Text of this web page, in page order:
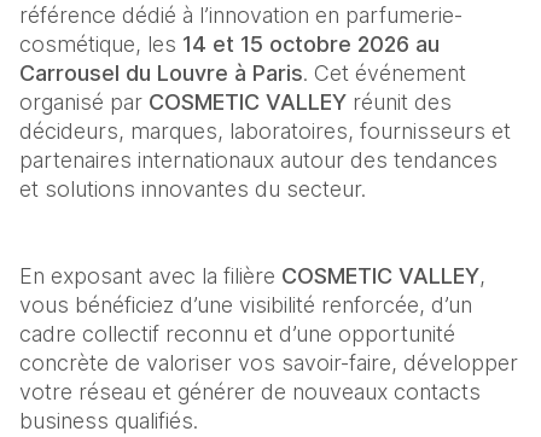
référence dédié à l’innovation en parfumerie-
cosmétique, les 14 et 15 octobre 2026 au
Carrousel du Louvre à Paris. Cet événement
organisé par COSMETIC VALLEY réunit des
décideurs, marques, laboratoires, fournisseurs et
partenaires internationaux autour des tendances
et solutions innovantes du secteur.
En exposant avec la filière COSMETIC VALLEY,
vous bénéficiez d’une visibilité renforcée, d’un
cadre collectif reconnu et d’une opportunité
concrète de valoriser vos savoir-faire, développer
votre réseau et générer de nouveaux contacts
business qualifiés.